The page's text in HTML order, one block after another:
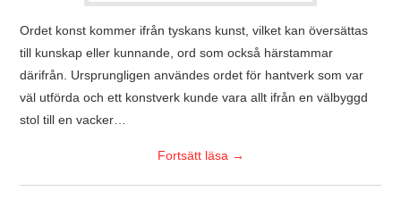
Ordet konst kommer ifrån tyskans kunst, vilket kan översättas
till kunskap eller kunnande, ord som också härstammar
därifrån. Ursprungligen användes ordet för hantverk som var
väl utförda och ett konstverk kunde vara allt ifrån en välbyggd
stol till en vacker…
Fortsätt läsa →